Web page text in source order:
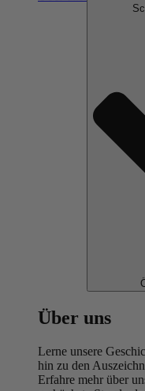
Über uns
Lerne unsere
hin zu den
Erfahre mehr über